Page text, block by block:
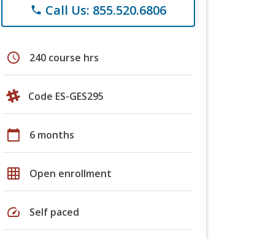
phone Call Us: 855.520.6806
schedule 240 course hrs
Code ES-GES295
calendar_today 6 months
grid_on Open enrollment
speed Self paced